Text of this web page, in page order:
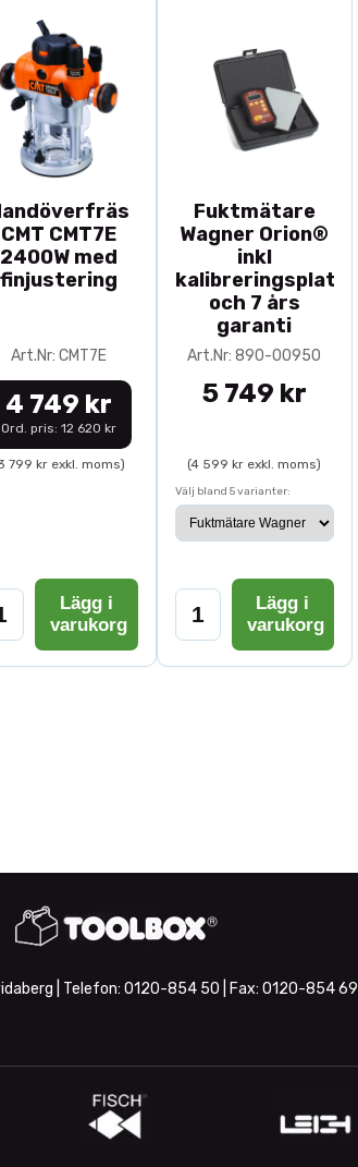
CMT CMT7E
2400W med
finjustering
Art.Nr: CMT7E
4 749 kr
Ord. pris: 12 620 kr
799 kr exkl. moms)
Lägg i
varukorg
Fuktmätare
Wagner Orion®
inkl
kalibreringsplatta
och 7 års
garanti
Art.Nr: 890-00950
5 749 kr
(4 599 kr exkl. moms)
Välj bland 5 varianter:
Lägg i
varukorg
| Telefon: 0120-854 50 | Fax: 0120-854 69